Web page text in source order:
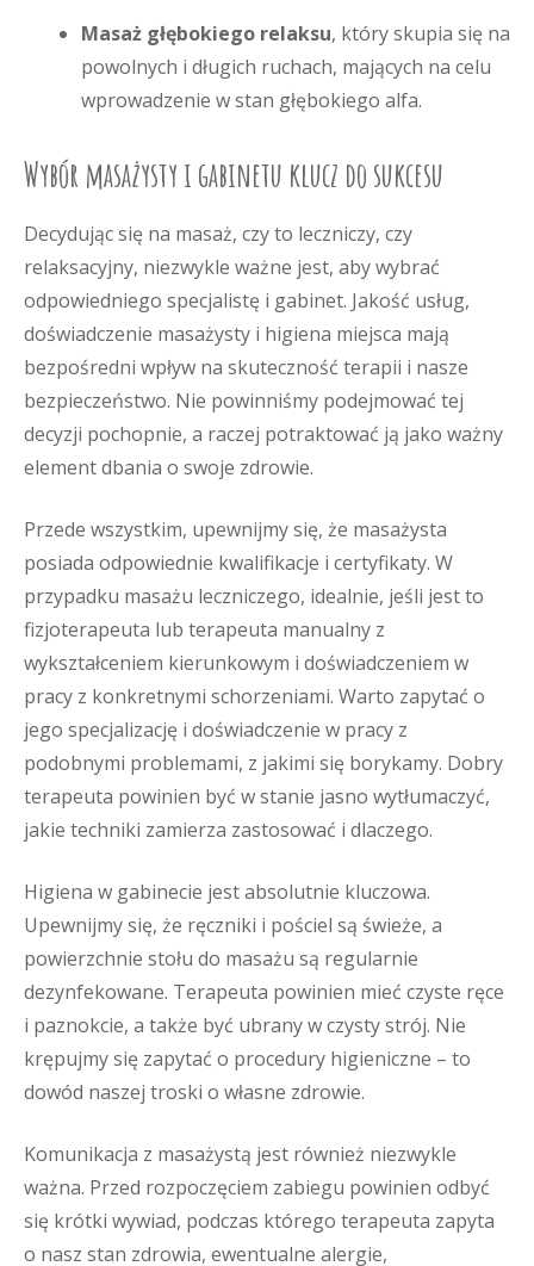
Masaż głębokiego relaksu, który skupia się na
powolnych i długich ruchach, mających na celu
wprowadzenie w stan głębokiego alfa.
Wybór masażysty i gabinetu klucz do sukcesu
Decydując się na masaż, czy to leczniczy, czy
relaksacyjny, niezwykle ważne jest, aby wybrać
odpowiedniego specjalistę i gabinet. Jakość usług,
doświadczenie masażysty i higiena miejsca mają
bezpośredni wpływ na skuteczność terapii i nasze
bezpieczeństwo. Nie powinniśmy podejmować tej
decyzji pochopnie, a raczej potraktować ją jako ważny
element dbania o swoje zdrowie.
Przede wszystkim, upewnijmy się, że masażysta
posiada odpowiednie kwalifikacje i certyfikaty. W
przypadku masażu leczniczego, idealnie, jeśli jest to
fizjoterapeuta lub terapeuta manualny z
wykształceniem kierunkowym i doświadczeniem w
pracy z konkretnymi schorzeniami. Warto zapytać o
jego specjalizację i doświadczenie w pracy z
podobnymi problemami, z jakimi się borykamy. Dobry
terapeuta powinien być w stanie jasno wytłumaczyć,
jakie techniki zamierza zastosować i dlaczego.
Higiena w gabinecie jest absolutnie kluczowa.
Upewnijmy się, że ręczniki i pościel są świeże, a
powierzchnie stołu do masażu są regularnie
dezynfekowane. Terapeuta powinien mieć czyste ręce
i paznokcie, a także być ubrany w czysty strój. Nie
krępujmy się zapytać o procedury higieniczne – to
dowód naszej troski o własne zdrowie.
Komunikacja z masażystą jest również niezwykle
ważna. Przed rozpoczęciem zabiegu powinien odbyć
się krótki wywiad, podczas którego terapeuta zapyta
o nasz stan zdrowia, ewentualne alergie,